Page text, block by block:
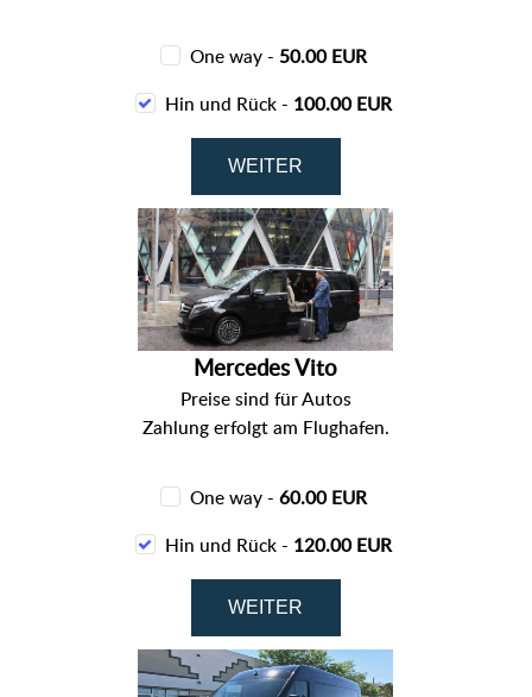
One way - 50.00 EUR
Hin und Rück - 100.00 EUR
Mercedes Vito
Preise sind für Autos
Zahlung erfolgt am Flughafen.
One way -60.00 EUR
Hin und Rück - 120.00 EUR